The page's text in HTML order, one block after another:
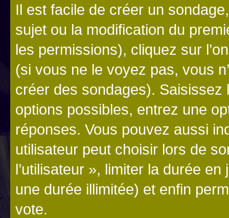
Il est facile de créer un
sujet ou la modification du
les permissions), cliquez sur
(si vous ne le voyez pas, vous
créer des sondages).
options possibles, entrez une
réponses. Vous pouvez aussi
utilisateur peut choisir lors de
l’utilisateur », limiter la durée
une durée illimitée) et enfin
vote.